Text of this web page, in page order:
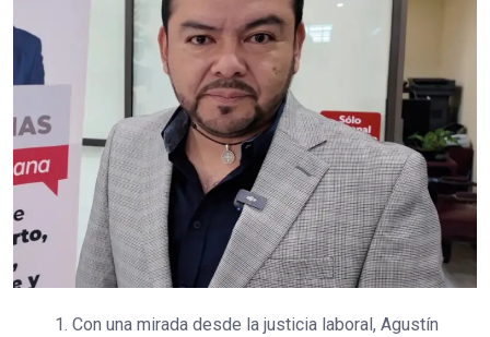
Con una mirada desde la justicia laboral, Agustín